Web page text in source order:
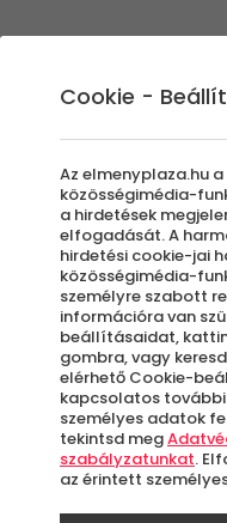
Dino Kart
Szűrők beállítása
Élmények
Cookie -
Az elmenyplaza.hu
közösségimédia-
a hirdetések
elfogadását. A
hirdetési cookie-jai
közösségimédia-
személyre szabott
információra van
beállításaidat,
gombra, vagy
elérhető Cookie-
kapcsolatos
személyes adatok
tekintsd meg
szabályzatunkat.
az érintett